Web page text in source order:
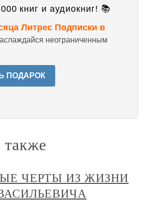
книг и аудиокниг! 📚
Литрес Подписки в
неограниченным
ПОДАРОК
ЧЕРТЫ ИЗ ЖИЗНИ